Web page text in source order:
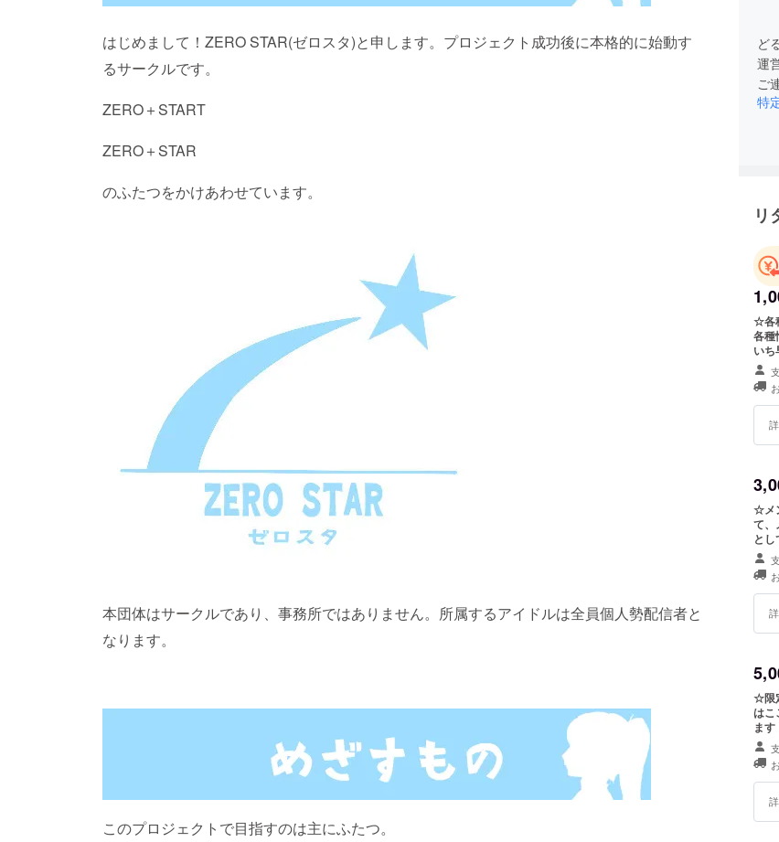
はじめまして！ZERO STAR(ゼロスタ)と申します。プロジェクト成功後に本格的に始動す
るサークルです。
ZERO＋START
ZERO＋STAR
のふたつをかけあわせています。
本団体はサークルであり、事務所ではありません。所属するアイドルは全員個人勢配信者と
なります。
このプロジェクトで目指すのは主にふたつ。
ど
運
ご
特
リ
☆各
各種
い
☆メ
て、
と
☆限
はこ
ます